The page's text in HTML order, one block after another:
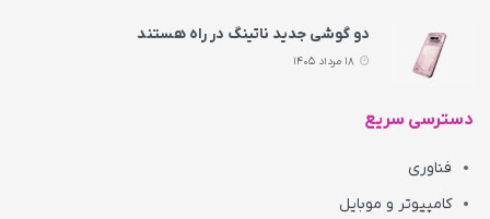
دو گوشی جدید ناتینگ در راه هستند
دسترسی سریع
فناوری
کامپیوتر و موبایل